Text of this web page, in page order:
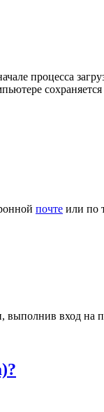
процесса
почте или по
вход на